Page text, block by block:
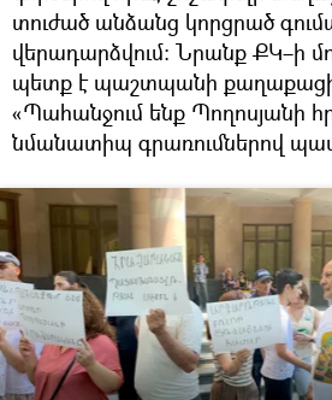
տուժած անձանց կորցրած
վերադարձվում։ Նրանք ՔԿ–ի
պետք է պաշտպանի
«Պահանջում ենք Պողոսյանի
նմանատիպ գրառումներով